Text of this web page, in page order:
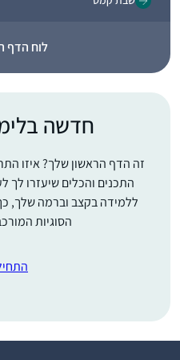
לוח הדף
חדשה
זה הדף הראשון שלך? איזו
התכנים והכלים שיעזרו
ללמידה בקצב וברמה שלך,
הסוגיות